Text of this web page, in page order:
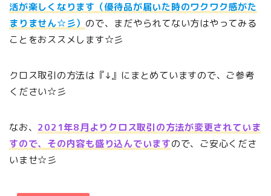
活が楽しくなります（優待品が届いた時のワクワク感がた
まりません☆彡） ので、まだやられてない方はやってみる
ことをおススメします☆彡
クロス取引の方法は『↓』にまとめていますので、ご参考
ください☆彡
なお、 2021年8月よりクロス取引の方法が変更されていま
すので、その内容も盛り込んでいますので、ご安心くださ
いませ☆彡